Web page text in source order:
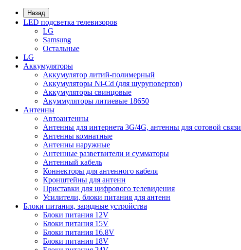
Назад
LED подсветка телевизоров
LG
Samsung
Остальные
LG
Аккумуляторы
Аккумулятор литий-полимерный
Аккумуляторы Ni-Cd (для шуруповертов)
Аккумуляторы свинцовые
Акуммуляторы литиевые 18650
Антенны
Автоантенны
Антенны для интернета 3G/4G, антенны для сотовой связи
Антенны комнатные
Антенны наружные
Антенные разветвители и сумматоры
Антенный кабель
Коннекторы для антенного кабеля
Кронштейны для антенн
Приставки для цифрового телевидения
Усилители, блоки питания для антенн
Блоки питания, зарядные устройства
Блоки питания 12V
Блоки питания 15V
Блоки питания 16.8V
Блоки питания 18V